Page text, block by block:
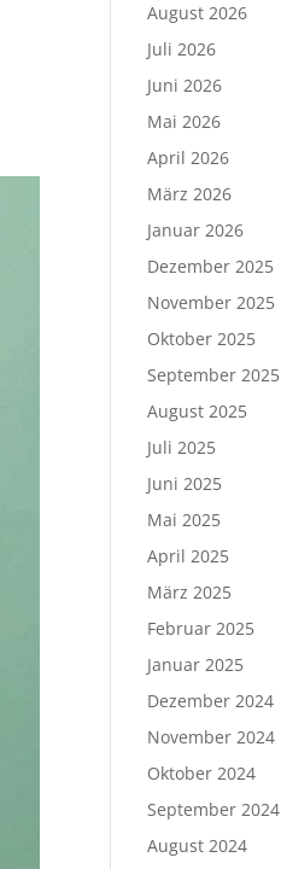
August 2026
Juli 2026
Juni 2026
Mai 2026
April 2026
März 2026
Januar 2026
Dezember 2025
November 2025
Oktober 2025
September 2025
August 2025
Juli 2025
Juni 2025
Mai 2025
April 2025
März 2025
Februar 2025
Januar 2025
Dezember 2024
November 2024
Oktober 2024
September 2024
August 2024